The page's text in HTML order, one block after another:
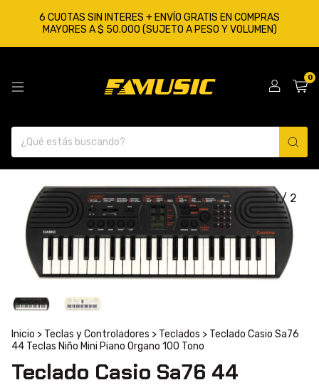
6 CUOTAS SIN INTERES + ENVÍO GRATIS EN COMPRAS
MAYORES A $ 50.000 (SUJETO A PESO Y VOLUMEN)
0
1/ 2
Inicio > Teclas y Controladores > Teclados > Teclado Casio Sa76
44 Teclas Niño Mini Piano Organo 100 Tono
Teclado Casio Sa76 44